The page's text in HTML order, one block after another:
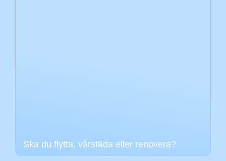
Ska du flytta, vårstäda eller renovera?